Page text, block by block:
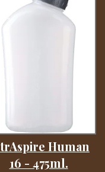
Human
16 - 475ml.